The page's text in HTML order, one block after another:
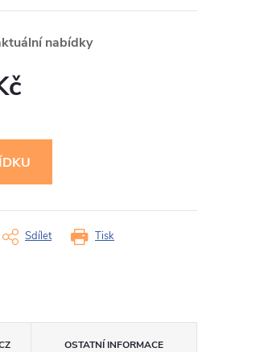
nabídky
Tisk
Sdílet
OSTATNÍ INFORMACE